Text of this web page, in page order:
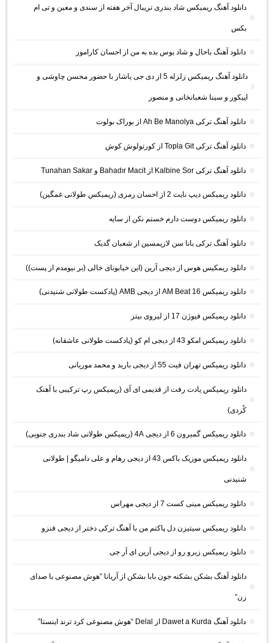
دانلود آهنگ ریمیکس شاد بندری تریبال آخر هفته از سندی و معین و تی ام
بکس
دانلود آهنگ باحال و شاد بوس بده به من از احسان کاراموز
دانلود آهنگ ریمیکس زلزله 5 از دی جی یاشار با حضور محسن چاوشی و
اپیکور و سینا شعبانخانی و منصور
دانلود آهنگ ترکی Ah Be Manolya از بوراک بولوت
دانلود آهنگ ترکی Topla Git از کورتولوش کوش
دانلود آهنگ ترکی Kalbine Sor از Bahadır Macit و Tunahan Sakar
دانلود ریمیکس دیپ نایت 2 از احسان رمزی (ریمیکس طولانی غمگین)
دانلود ریمیکس دوست دارم خستم نکن از سایه
دانلود آهنگ ترکی بانا سن لازیمسین از شعبان گدیک
دانلود ریمکیس هوس از دیجی آرین (این خیابونای خالی (بر نیومدم از پست))
دانلود ریمیکس AM Beat 16 از دیجی AMB (پادکست طولانی شنیدنی)
دانلود ریمیکس فیوژن 17 از لیروی بیتز
دانلود ریمیکس امکو 43 از دیجی ام کو (پادکست طولانی عاشقانه)
دانلود ریمیکس تهران فیت 55 از دیجی باربد و محمد موریانی
دانلود ریمیکس یادت رفت از قدیمی ای آی (ریمیکس رپ ترکیبی با آهنک
کُردی)
دانلود ریمیکس گمبرون 6 از دیجی 4A (ریمیکس طولانی شاد بندری جنوبی)
دانلود ریمیکس موزیک باکس 43 از دیجی رهام و علی دامیگو | طولانی
شنیدنی
دانلود ریمیکس مینی کست 7 از دیجی مهراس
دانلود ریمیکس سیتیزن دل پاکتم من با آهنگ ترکی دختر از دیجی فنزو
دانلود ریمیکس زیرو رو از دیجی آرین ای آر جی
دانلود آهنگ بشکن بشکنه جون بابا بشکن از آریانا “هوش مصنوعی با صدای
زن”
دانلود آهنگ Dawet a Kurda از Delal “هوش مصنوعی کرد ترند اینستا”